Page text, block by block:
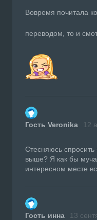
Вовремя почитала
переводом, то и
Гость Veronika 12
Стесняюсь
выше? Я как бы
интересном месте
Гость инна 13